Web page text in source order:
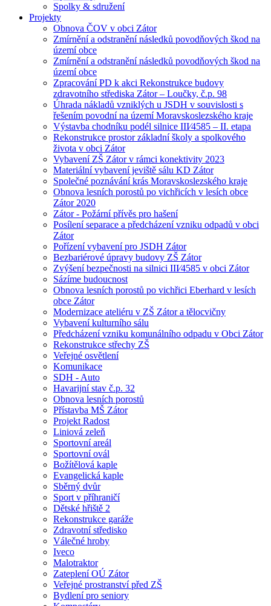
Spolky & sdružení
Projekty
Obnova ČOV v obci Zátor
Zmírnění a odstranění následků povodňových škod na
území obce
Zmírnění a odstranění následků povodňových škod na
území obce
Zpracování PD k akci Rekonstrukce budovy
zdravotního střediska Zátor – Loučky, č.p. 98
Úhrada nákladů vzniklých u JSDH v souvislosti s
řešením povodní na území Moravskoslezského kraje
Výstavba chodníku podél silnice III⁄4585 – II. etapa
Rekonstrukce prostor základní školy a spolkového
života v obci Zátor
Vybavení ZŠ Zátor v rámci konektivity 2023
Materiální vybavení jeviště sálu KD Zátor
Společné poznávání krás Moravskoslezského kraje
Obnova lesních porostů po vichřicích v lesích obce
Zátor 2020
Zátor - Požární přívěs pro hašení
Posílení separace a předcházení vzniku odpadů v obci
Zátor
Pořízení vybavení pro JSDH Zátor
Bezbariérové úpravy budovy ZŠ Zátor
Zvýšení bezpečnosti na silnici III⁄4585 v obci Zátor
Sázíme budoucnost
Obnova lesních porostů po vichřici Eberhard v lesích
obce Zátor
Modernizace ateliéru v ZŠ Zátor a tělocvičny
Vybavení kulturního sálu
Předcházení vzniku komunálního odpadu v Obci Zátor
Rekonstrukce střechy ZŠ
Veřejné osvětlení
Komunikace
SDH - Auto
Havarijní stav č.p. 32
Obnova lesních porostů
Přístavba MŠ Zátor
Projekt Radost
Liniová zeleň
Sportovní areál
Sportovní ovál
Božítělová kaple
Evangelická kaple
Sběrný dvůr
Sport v příhraničí
Dětské hřiště 2
Rekonstrukce garáže
Zdravotní středisko
Válečné hroby
Iveco
Malotraktor
Zateplení OÚ Zátor
Veřejné prostranství před ZŠ
Bydlení pro seniory